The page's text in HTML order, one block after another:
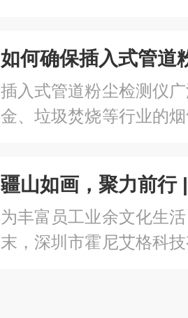
仪，集成了气体检测、
能。它凭借先进的传感
插入式管道粉尘检测仪
金、垃圾焚烧等行业的
行，正确的安装与科学
要点1.选点合理：应选...
为丰富员工业余文化生
末，深圳市霍尼艾格科